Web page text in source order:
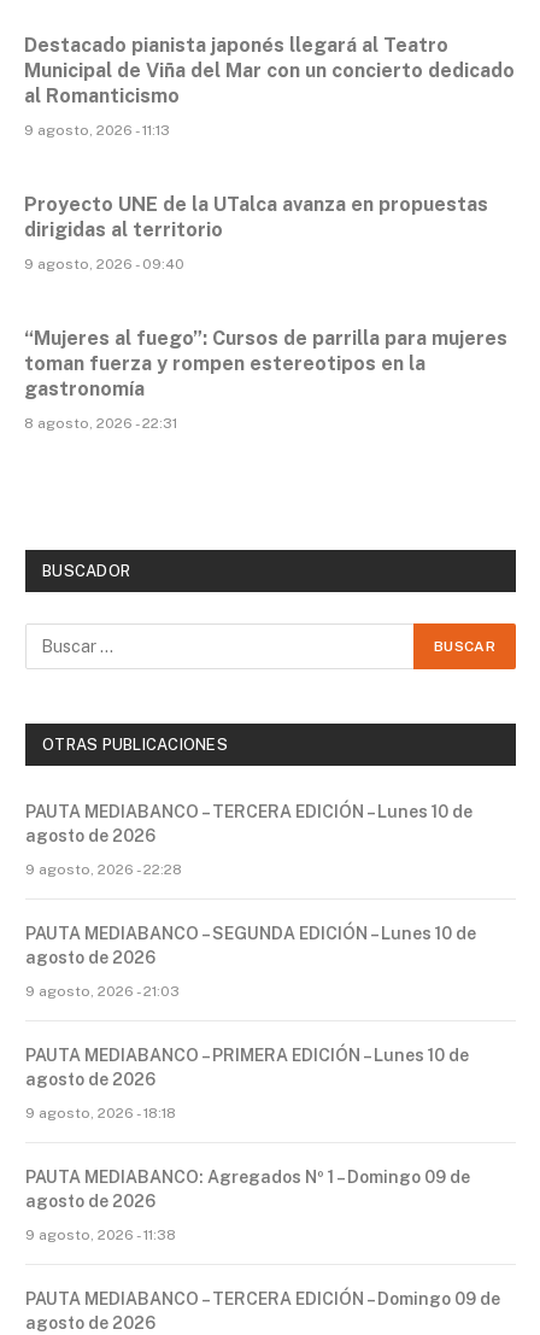
Destacado pianista japonés llegará al Teatro
Municipal de Viña del Mar con un concierto dedicado
al Romanticismo
9 agosto, 2026 - 11:13
Proyecto UNE de la UTalca avanza en propuestas
dirigidas al territorio
9 agosto, 2026 - 09:40
“Mujeres al fuego”: Cursos de parrilla para mujeres
toman fuerza y rompen estereotipos en la
gastronomía
8 agosto, 2026 - 22:31
BUSCADOR
OTRAS PUBLICACIONES
PAUTA MEDIABANCO – TERCERA EDICIÓN – Lunes 10 de
agosto de 2026
9 agosto, 2026 - 22:28
PAUTA MEDIABANCO – SEGUNDA EDICIÓN – Lunes 10 de
agosto de 2026
9 agosto, 2026 - 21:03
PAUTA MEDIABANCO – PRIMERA EDICIÓN – Lunes 10 de
agosto de 2026
9 agosto, 2026 - 18:18
PAUTA MEDIABANCO: Agregados Nº 1 – Domingo 09 de
agosto de 2026
9 agosto, 2026 - 11:38
PAUTA MEDIABANCO – TERCERA EDICIÓN – Domingo 09 de
agosto de 2026